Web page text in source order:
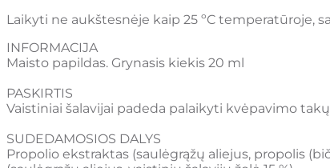
Laikyti ne aukštesnėje kaip 25 ºC temperatūroje,
INFORMACIJA
Maisto papildas. Grynasis kiekis 20 ml
PASKIRTIS
Vaistiniai šalavijai padeda palaikyti kvėpavimo
SUDEDAMOSIOS DALYS
Propolio ekstraktas (saulėgrąžų aliejus, propolis